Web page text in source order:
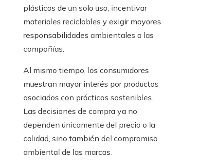
plásticos de un solo uso, incentivar
materiales reciclables y exigir mayores
responsabilidades ambientales a las
compañías.
Al mismo tiempo, los consumidores
muestran mayor interés por productos
asociados con prácticas sostenibles.
Las decisiones de compra ya no
dependen únicamente del precio o la
calidad, sino también del compromiso
ambiental de las marcas.